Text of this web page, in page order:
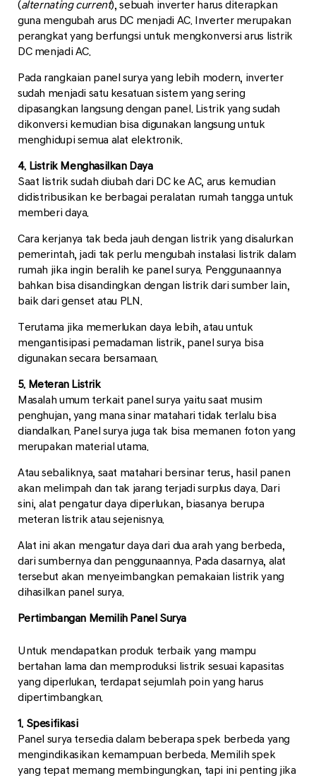
(alternating current), sebuah inverter harus diterapkan
guna mengubah arus DC menjadi AC. Inverter merupakan
perangkat yang berfungsi untuk mengkonversi arus listrik
DC menjadi AC.
Pada rangkaian panel surya yang lebih modern, inverter
sudah menjadi satu kesatuan sistem yang sering
dipasangkan langsung dengan panel. Listrik yang sudah
dikonversi kemudian bisa digunakan langsung untuk
menghidupi semua alat elektronik.
4. Listrik Menghasilkan Daya
Saat listrik sudah diubah dari DC ke AC, arus kemudian
didistribusikan ke berbagai peralatan rumah tangga untuk
memberi daya.
Cara kerjanya tak beda jauh dengan listrik yang disalurkan
pemerintah, jadi tak perlu mengubah instalasi listrik dalam
rumah jika ingin beralih ke panel surya. Penggunaannya
bahkan bisa disandingkan dengan listrik dari sumber lain,
baik dari genset atau PLN.
Terutama jika memerlukan daya lebih, atau untuk
mengantisipasi pemadaman listrik, panel surya bisa
digunakan secara bersamaan.
5. Meteran Listrik
Masalah umum terkait panel surya yaitu saat musim
penghujan, yang mana sinar matahari tidak terlalu bisa
diandalkan. Panel surya juga tak bisa memanen foton yang
merupakan material utama.
Atau sebaliknya, saat matahari bersinar terus, hasil panen
akan melimpah dan tak jarang terjadi surplus daya. Dari
sini, alat pengatur daya diperlukan, biasanya berupa
meteran listrik atau sejenisnya.
Alat ini akan mengatur daya dari dua arah yang berbeda,
dari sumbernya dan penggunaannya. Pada dasarnya, alat
tersebut akan menyeimbangkan pemakaian listrik yang
dihasilkan panel surya.
Pertimbangan Memilih Panel Surya
Untuk mendapatkan produk terbaik yang mampu
bertahan lama dan memproduksi listrik sesuai kapasitas
yang diperlukan, terdapat sejumlah poin yang harus
dipertimbangkan.
1. Spesifikasi
Panel surya tersedia dalam beberapa spek berbeda yang
mengindikasikan kemampuan berbeda. Memilih spek
yang tepat memang membingungkan, tapi ini penting jika